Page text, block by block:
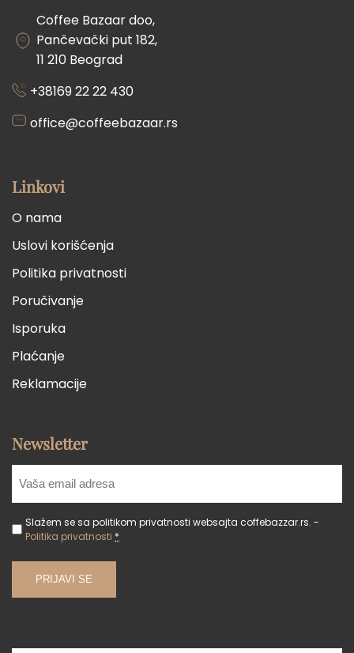
Coffee Bazaar doo,
Pančevački put 182,
11 210 Beograd
+38169 22 22 430
office@coffeebazaar.rs
Linkovi
O nama
Uslovi korišćenja
Politika privatnosti
Poručivanje
Isporuka
Plaćanje
Reklamacije
Newsletter
Slažem se sa politikom privatnosti websajta coffebazzar.rs. -
Politika privatnosti *